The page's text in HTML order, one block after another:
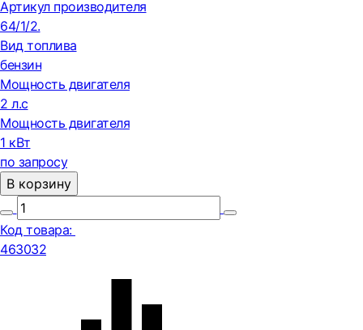
Артикул производителя
64/1/2.
Вид топлива
бензин
Мощность двигателя
2 л.с
Мощность двигателя
1 кВт
по запросу
В корзину
Код товара:
463032